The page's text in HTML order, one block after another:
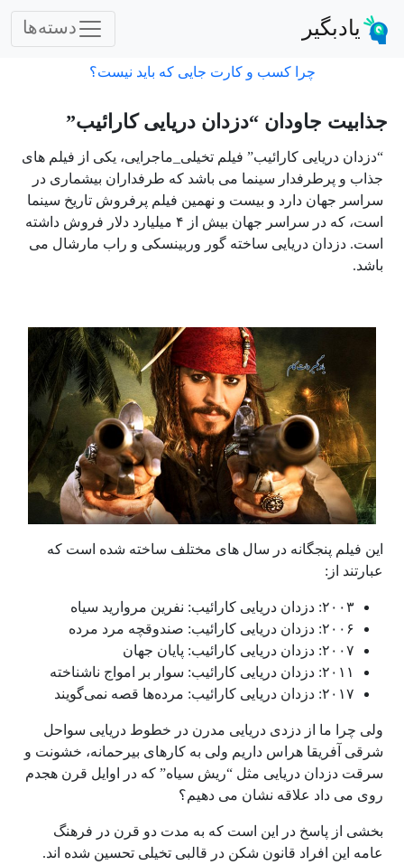
یادبگیر دسته‌ها
چرا کسب و کارت جایی که باید نیست؟
جذابیت جاودان “دزدان دریایی کارائیب”
“دزدان دریایی کارائیب” فیلم تخیلی_ماجرایی، یکی از فیلم های
جذاب و پرطرفدار سینما می باشد که طرفداران بیشماری در
سراسر جهان دارد و بیست و نهمین فیلم پرفروش تاریخ سینما
است، که در سراسر جهان بیش از ۴ میلیارد دلار فروش داشته
است. دزدان دریایی ساخته گور وربینسکی و راب مارشال می
باشد.
این فیلم پنجگانه در سال های مختلف ساخته شده است که
عبارتند از:
۲۰۰۳: دزدان دریایی کارائیب: نفرین مروارید سیاه
۲۰۰۶: دزدان دریایی کارائیب: صندوقچه مرد مرده
۲۰۰۷: دزدان دریایی کارائیب: پایان جهان
۲۰۱۱: دزدان دریایی کارائیب: سوار بر امواج ناشناخته
۲۰۱۷: دزدان دریایی کارائیب: مرده‌ها قصه نمی‌گویند
ولی چرا ما از دزدی دریایی مدرن در خطوط دریایی سواحل
شرقی آفریقا هراس داریم ولی به کارهای بیرحمانه، خشونت و
سرقت دزدان دریایی مثل “ریش سیاه” که در اوایل قرن هجدم
روی می داد علاقه نشان می دهیم؟
بخشی از پاسخ در این است که به مدت دو قرن در فرهنگ
عامه این افراد قانون شکن در قالبی تخیلی تحسین شده اند.